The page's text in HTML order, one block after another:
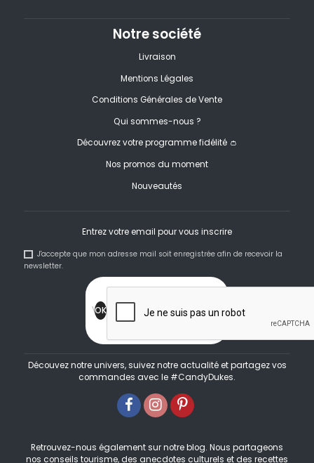
Notre société
Livraison
Mentions Légales
Conditions Générales de Vente
Qui sommes-nous ?
Découvrez votre programme fidélité 👛
Nos promos du moment
Nouveautés
Entrez votre email pour vous inscrire
J'accepte que mon adresse mail soit enregistrée afin de recevoir la
newsletter.
Découvez notre univers, suivez notre actualité et partagez vos
commandes avec le #CandyDukes.
Retrouvez-nous également sur notre blog. Nous partageons
nos conseils tourisme, des anecdotes culturels et des recettes